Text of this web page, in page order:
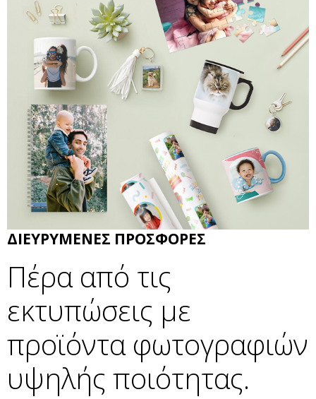
ΔΙΕΥΡΥΜΕΝΕΣ ΠΡΟΣΦΟΡΕΣ
Πέρα από τις
εκτυπώσεις με
προϊόντα φωτογραφιών
υψηλής ποιότητας.